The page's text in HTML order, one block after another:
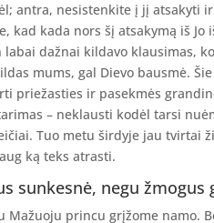
antra, nesistenkite į jį atsakyti
kad kada nors šį atsakymą iš Jo
dažnai kildavo klausimas,
mums, gal Dievo bausmė.
priežasties ir pasekmės
– neklausti kodėl tarsi
Tuo metu širdyje jau tvirtai
ką teks atrasti.
sunkesnė, negu žmogus
Mažuoju princu grįžome namo.